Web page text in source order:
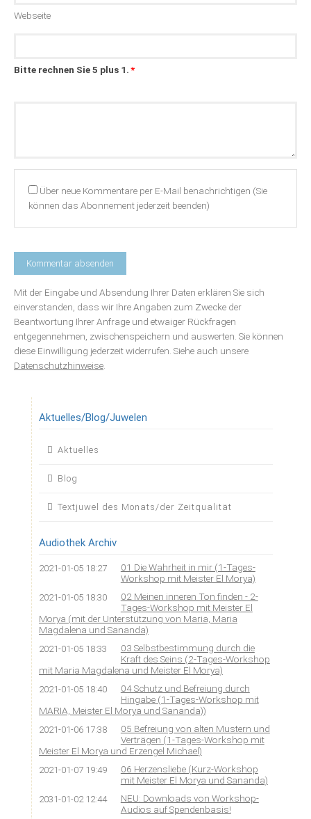
Webseite
Bitte rechnen Sie 5 plus 1.*
Kommentar
Über neue Kommentare per E-Mail benachrichtigen (Sie
können das Abonnement jederzeit beenden)
Mit der Eingabe und Absendung Ihrer Daten erklären Sie sich
einverstanden, dass wir Ihre Angaben zum Zwecke der
Beantwortung Ihrer Anfrage und etwaiger Rückfragen
entgegennehmen, zwischenspeichern und auswerten. Sie können
diese Einwilligung jederzeit widerrufen. Siehe auch unsere
Datenschutzhinweise
Aktuelles/Blog/Juwelen
Navigation
Aktuelles
Blog
Textjuwel des Monats/der Zeitqualität
Audiothek Archiv
2021-01-05 18:27
01 Die Wahrheit in mir (1-Tages-
Workshop mit Meister El Morya)
2021-01-05 18:30
02 Meinen inneren Ton finden - 2-
Tages-Workshop mit Meister El
Morya (mit der Unterstützung von Maria, Maria
Magdalena und Sananda)
2021-01-05 18:33
03 Selbstbestimmung durch die
Kraft des Seins (2-Tages-Workshop
mit Maria Magdalena und Meister El Morya)
2021-01-05 18:40
04 Schutz und Befreiung durch
Hingabe (1-Tages-Workshop mit
MARIA, Meister El Morya und Sananda))
2021-01-06 17:38
05 Befreiung von alten Mustern und
Verträgen (1-Tages-Workshop mit
Meister El Morya und Erzengel Michael)
2021-01-07 19:49
06 Herzensliebe (Kurz-Workshop
mit Meister El Morya und Sananda)
2031-01-02 12:44
NEU: Downloads von Workshop-
Audios auf Spendenbasis!